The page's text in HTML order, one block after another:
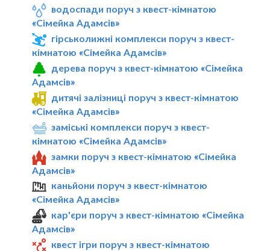
водоспади поруч з квест-кімнатою
«Сімейка Адамсів»
гірськолижні комплекси поруч з квест-
кімнатою «Сімейка Адамсів»
дерева поруч з квест-кімнатою «Сімейка
Адамсів»
дитячі залізниці поруч з квест-кімнатою
«Сімейка Адамсів»
заміські комплекси поруч з квест-
кімнатою «Сімейка Адамсів»
замки поруч з квест-кімнатою «Сімейка
Адамсів»
каньйони поруч з квест-кімнатою
«Сімейка Адамсів»
кар'єри поруч з квест-кімнатою «Сімейка
Адамсів»
квест ігри поруч з квест-кімнатою